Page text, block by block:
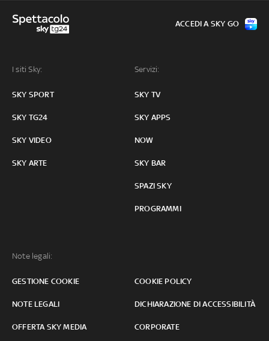
I siti Sky:
SKY SPORT
SKY TG24
SKY VIDEO
SKY ARTE
Servizi:
SKY TV
SKY APPS
NOW
SKY BAR
SPAZI SKY
PROGRAMMI
Note legali:
GESTIONE COOKIE COOKIE POLICY
NOTE LEGALI DICHIARAZIONE DI ACCESSIBILITÀ
OFFERTA SKY MEDIA CORPORATE
ACCEDI A SKY GO